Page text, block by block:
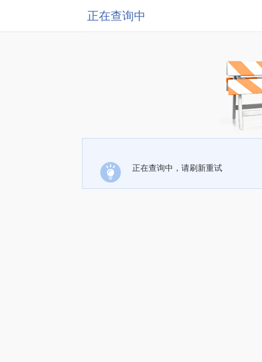
正在查询中
正在查询中，请刷新重试